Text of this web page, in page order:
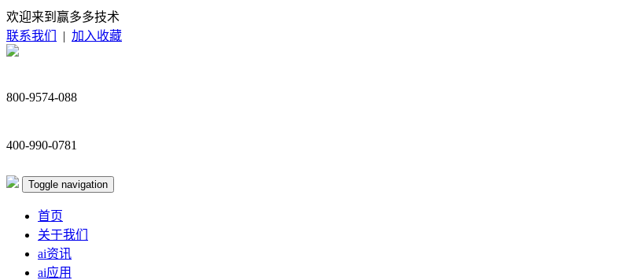
欢迎来到赢多多技术
联系我们
| 加入收藏
800-9574-088
400-990-0781
Toggle navigation
首页
关于我们
ai资讯
ai应用